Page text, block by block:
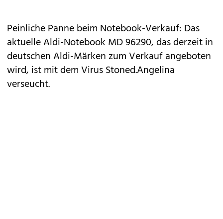
Peinliche Panne beim Notebook-Verkauf: Das
aktuelle Aldi-Notebook MD 96290, das derzeit in
deutschen Aldi-Märken zum Verkauf angeboten
wird, ist mit dem Virus Stoned.Angelina
verseucht.